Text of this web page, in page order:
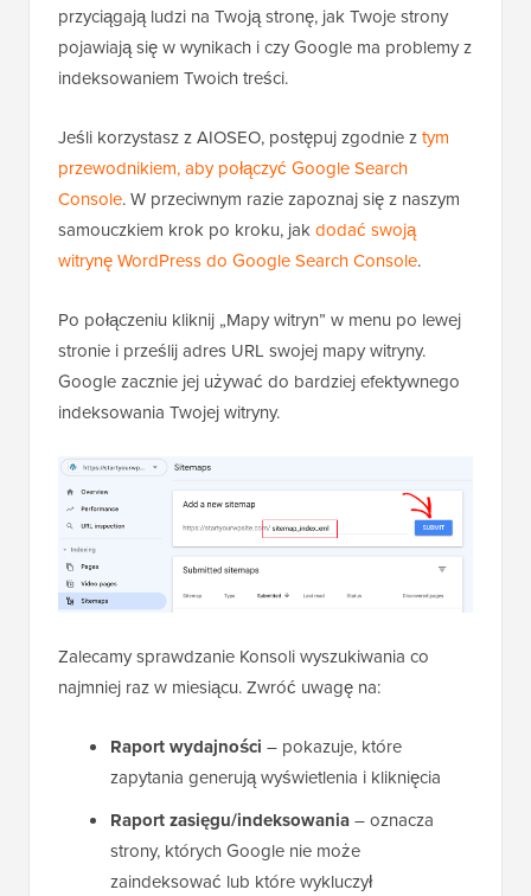
przyciągają ludzi na Twoją stronę, jak Twoje strony
pojawiają się w wynikach i czy Google ma problemy z
indeksowaniem Twoich treści.
Jeśli korzystasz z AIOSEO, postępuj zgodnie ztym
przewodnikiem, aby połączyć Google Search
Console. W przeciwnym razie zapoznaj się z naszym
samouczkiem krok po kroku, jakdodać swoją
witrynę WordPress do Google Search Console.
Po połączeniu kliknij „Mapy witryn” w menu po lewej
stronie i prześlij adres URL swojej mapy witryny.
Google zacznie jej używać do bardziej efektywnego
indeksowania Twojej witryny.
Zalecamy sprawdzanie Konsoli wyszukiwania co
najmniej raz w miesiącu. Zwróć uwagę na:
Raport wydajności – pokazuje, które
zapytania generują wyświetlenia i kliknięcia
Raport zasięgu/indeksowania– oznacza
strony, których Google nie może
zaindeksować lub które wykluczył